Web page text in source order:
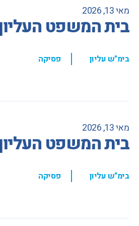
מאי 13, 2026
בית המשפט
בימ"ש עליון , פסיקה
מאי 13, 2026
בית המשפט
בימ"ש עליון , פסיקה